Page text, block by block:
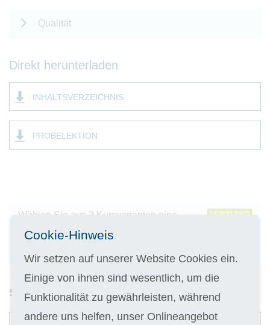
Qualität
Direkt herunterladen
INHALTSVERZEICHNIS
PROBELEKTION
Wählen Sie aus 2 Kursvarianten eine
aus und testen diese
4 Wochen lang kostenlos.
Studiendauer:12 Monate
1
Cookie-Hinweis
Wir setzen auf unserer Website Cookies ein.
Einige von ihnen sind wesentlich, um die
Funktionalität zu gewährleisten, während
andere uns helfen, unser Onlineangebot